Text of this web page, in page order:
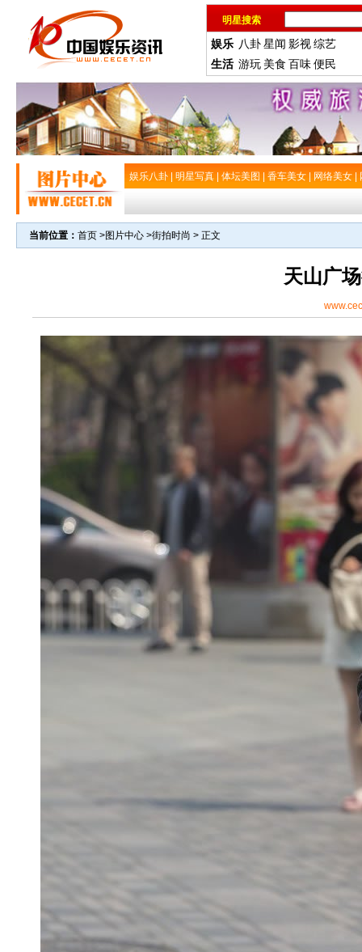
明星搜索
娱乐 八卦星闻 影视综艺
生活 游玩 美食 百味便民
娱乐八卦 明星写真 体坛美图 香车美女 网络美女
当前位置： 首页 >图片中心 >街拍时尚 > 正文
天山广